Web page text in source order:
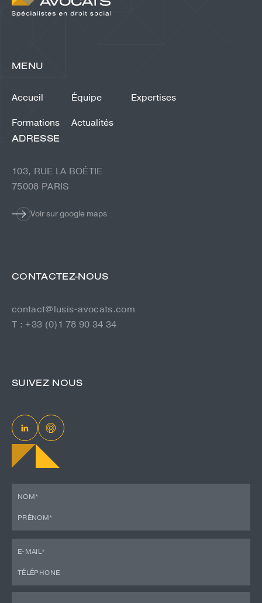
SUIVEZ NOUS
ADRESSE
103, RUE LA BOÉTIE
75008 PARIS
Voir sur google maps
MENU
Accueil Équipe
Expertises
Formations
Actualités
CONTACTEZ-NOUS
contact@lusis-avocats.com
T : +33 (0)1 78 90 34 34